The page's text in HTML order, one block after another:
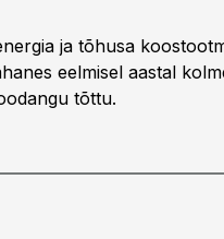
ja tõhusa
eelmisel aastal
tõttu.